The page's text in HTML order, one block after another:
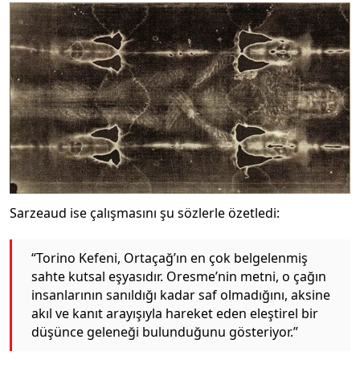
Sarzeaud ise çalışmasını şu sözlerle özetledi:
“Torino Kefeni, Ortaçağ’ın en çok belgelenmiş
sahte kutsal eşyasıdır. Oresme’nin metni, o çağın
insanlarının sanıldığı kadar saf olmadığını, aksine
akıl ve kanıt arayışıyla hareket eden eleştirel bir
düşünce geleneği bulunduğunu gösteriyor.”